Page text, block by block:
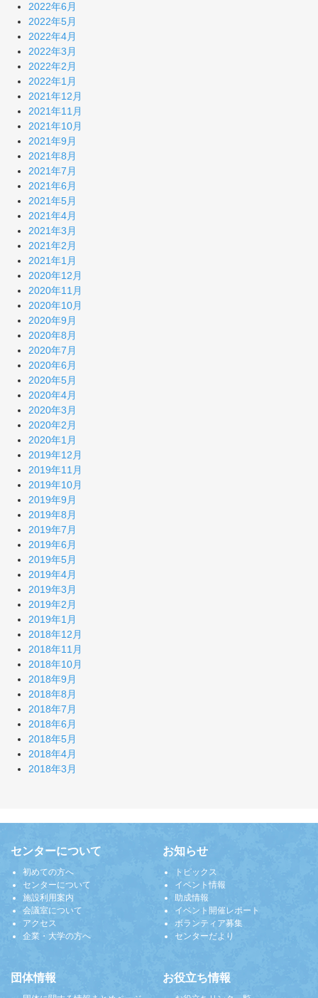
2022年6月
2022年5月
2022年4月
2022年3月
2022年2月
2022年1月
2021年12月
2021年11月
2021年10月
2021年9月
2021年8月
2021年7月
2021年6月
2021年5月
2021年4月
2021年3月
2021年2月
2021年1月
2020年12月
2020年11月
2020年10月
2020年9月
2020年8月
2020年7月
2020年6月
2020年5月
2020年4月
2020年3月
2020年2月
2020年1月
2019年12月
2019年11月
2019年10月
2019年9月
2019年8月
2019年7月
2019年6月
2019年5月
2019年4月
2019年3月
2019年2月
2019年1月
2018年12月
2018年11月
2018年10月
2018年9月
2018年8月
2018年7月
2018年6月
2018年5月
2018年4月
2018年3月
センターについて
初めての方へ
センターについて
施設利用案内
会議室について
アクセス
企業・大学の方へ
お知らせ
トピックス
イベント情報
助成情報
イベント開催レポート
ボランティア募集
センターだより
団体情報 お役立ち情報